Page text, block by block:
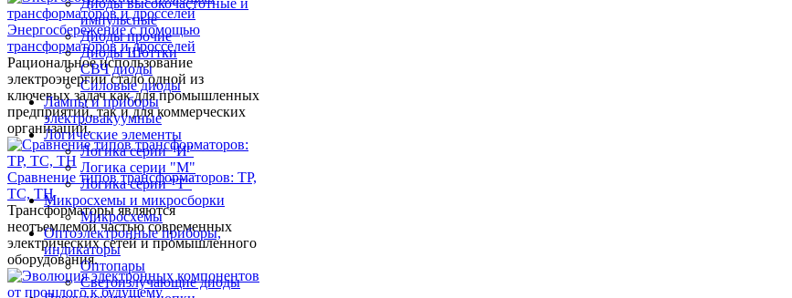
Диоды высокочастотные и
импульсные
Диоды прочие
Диоды Шоттки
СВЧ диоды
Силовые диоды
Лампы и приборы
электровакуумные
Логические элементы
Логика серии "И"
Логика серии "М"
Логика серии "Т"
Микросхемы и микросборки
Микросхемы
Оптоэлектронные приборы,
индикаторы
Оптопары
Светоизлучающие диоды
Энергосбережение с помощью
трансформаторов и дросселей
Рациональное использование
электроэнергии стало одной из
ключевых задач как для промышленных
предприятий, так и для коммерческих
организаций.
Сравнение типов трансформаторов: ТР,
ТС, ТН
Трансформаторы являются
неотъемлемой частью современных
электрических сетей и промышленного
оборудования.